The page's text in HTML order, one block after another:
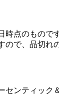
時点のもの
ので、品切れ
センティック